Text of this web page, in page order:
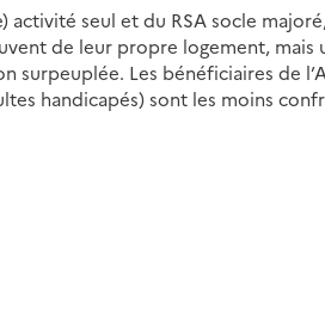
seul et du RSA socle
de leur propre logement, mais
surpeuplée. Les bénéficiaires de
handicapés) sont les moins